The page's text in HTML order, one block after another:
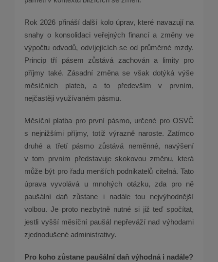
Rok 2026 přináší další kolo úprav, které navazují na
snahy o konsolidaci veřejných financí a změny ve
výpočtu odvodů, odvíjejících se od průměrné mzdy.
Princip tří pásem zůstává zachován a limity pro
příjmy také. Zásadní změna se však dotýká výše
měsíčních plateb, a to především v prvním,
nejčastěji využívaném pásmu.
Měsíční platba pro první pásmo, určené pro OSVČ
s nejnižšími příjmy, totiž výrazně naroste. Zatímco
druhé a třetí pásmo zůstává neměnné, navýšení
v tom prvním představuje skokovou změnu, která
může být pro řadu menších podnikatelů citelná. Tato
úprava vyvolává u mnohých otázku, zda pro ně
paušální daň zůstane i nadále tou nejvýhodnější
volbou. Je proto nezbytně nutné si již teď spočítat,
jestli vyšší měsíční paušál nepřeváží nad výhodami
zjednodušené administrativy.
Pro koho zůstane paušální daň výhodná i nadále?